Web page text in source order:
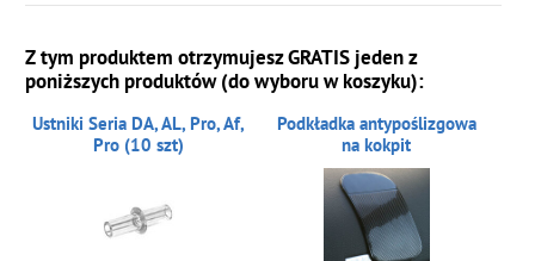
Z tym produktem otrzymujesz GRATIS jeden z
poniższych produktów (do wyboru w koszyku):
Ustniki Seria DA, AL, Pro, Af,
Pro (10 szt)
Podkładka antypoślizgowa
na kokpit